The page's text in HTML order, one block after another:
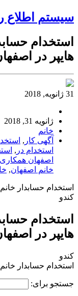
سیستم اطلاع
استخدام
هایپر در
31 ژانویه, 2018
ژانویه 31, 2018
خانم
آگهی کار ,
استخدام در ,
اصفهان همکاری
خانم اصفهان,
استخدام حسابدار
کندو
استخدام
هایپر در
کندو
استخدام حسابدار
جستجو برای: